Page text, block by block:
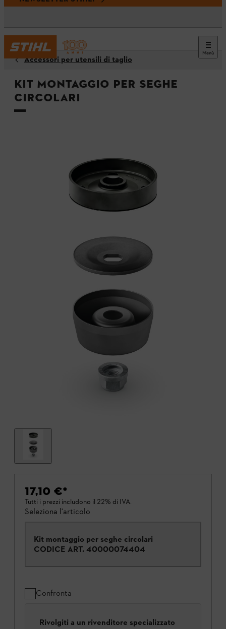
Menù
Accessori per utensili di taglio
Kit montaggio per seghe
circolari
17,10 €*
Tutti i prezzi includono il 22% di IVA.
Seleziona l'articolo
Kit montaggio per seghe circolari
CODICE ART. 40000074404
Confronta
Rivolgiti a un rivenditore specializzato